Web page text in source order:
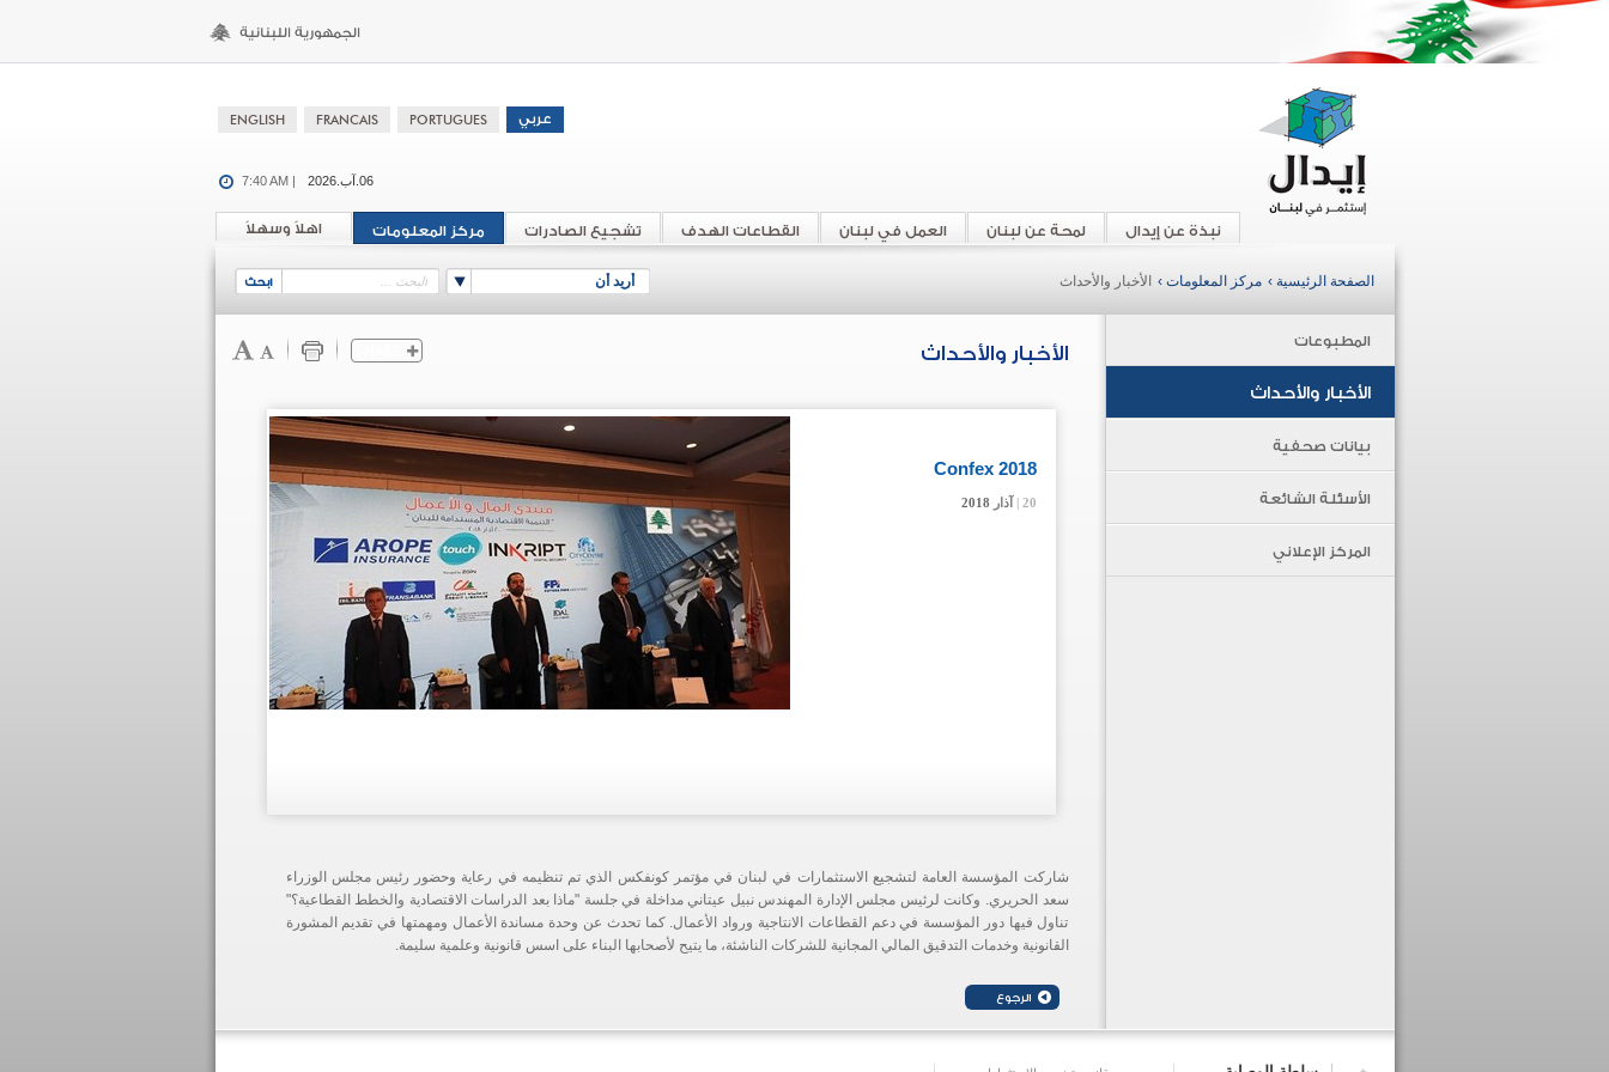
06.آب.2026 7:40 AM |
اهلاً وسهلاً مركز المعلومات تشجيع الصادرات القطاعات الهدف العمل في لبنان لمحة عن لبنان نبذة عن إيدال
أريد أن الصفحة الرئيسية › مركز المعلومات › الأخبار والأحداث
المطبوعات
الأخبار والأحداث
بيانات صحفية
الأسئلة الشائعة
المركز الإعلاني
الأخبار والأحداث
20 | آذار
Confex 2018
20 | آذار 20 | آذار
شاركت المؤسسة العامة لتشجيع الاستثمارات في لبنان في مؤتمر كونفكس الذي تم تنظيمه في رعاية وحضور رئيس مجلس الوزراء
سعد الحريري. وكانت لرئيس مجلس الإدارة المهندس نبيل عيتاني مداخلة في جلسة "ماذا بعد الدراسات الاقتصادية والخطط القطاعية؟"
تناول فيها دور المؤسسة في دعم القطاعات الانتاجية ورواد الأعمال. كما تحدث عن وحدة مساندة الأعمال ومهمتها في تقديم المشورة
القانونية وخدمات التدقيق المالي المجانية للشركات الناشئة، ما يتيح لأصحابها البناء على اسس قانونية وعلمية سليمة.